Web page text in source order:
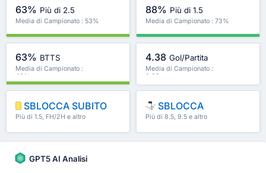
63% Più di 2.5
Media di Campionato : 53%
88% Più di 1.5
Media di Campionato : 73%
63% BTTS
Media di Campionato :
48%
4.38 Gol/Partita
Media di Campionato :
2.88
SBLOCCA SUBITO
Più di 1.5, FH/2H e altro
SBLOCCA
Più di 8.5, 9.5 e altro
GPT5 AI Analisi